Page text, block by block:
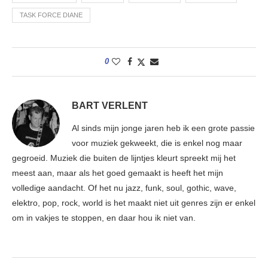
TASK FORCE DIANE
0
BART VERLENT
Al sinds mijn jonge jaren heb ik een grote passie
voor muziek gekweekt, die is enkel nog maar
gegroeid. Muziek die buiten de lijntjes kleurt spreekt mij het
meest aan, maar als het goed gemaakt is heeft het mijn
volledige aandacht. Of het nu jazz, funk, soul, gothic, wave,
elektro, pop, rock, world is het maakt niet uit genres zijn er enkel
om in vakjes te stoppen, en daar hou ik niet van.